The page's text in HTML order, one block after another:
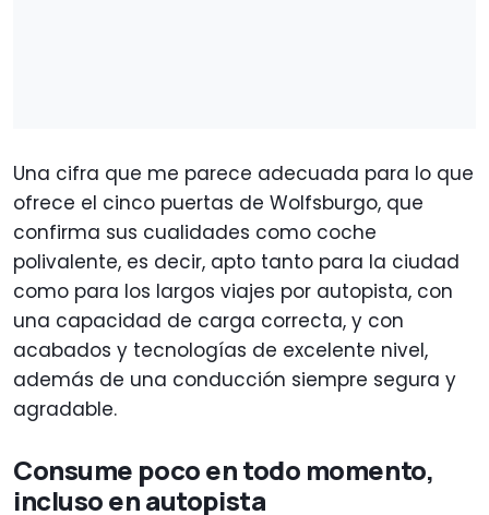
Una cifra que me parece adecuada para lo que
ofrece el cinco puertas de Wolfsburgo, que
confirma sus cualidades como coche
polivalente, es decir, apto tanto para la ciudad
como para los largos viajes por autopista, con
una capacidad de carga correcta, y con
acabados y tecnologías de excelente nivel,
además de una conducción siempre segura y
agradable.
Consume poco en todo momento,
incluso en autopista